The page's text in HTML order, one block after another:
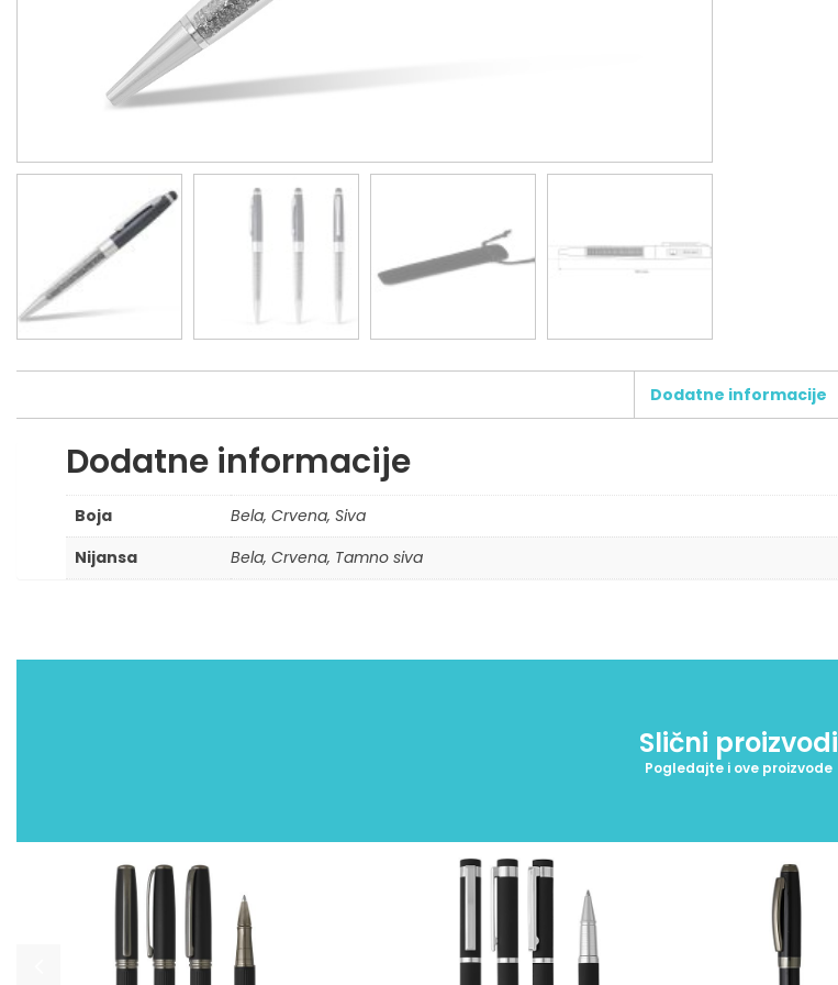
Dodatne informacije
Dodatne informacije
Boja
Bela, Crvena, Siva
Nijansa
Bela, Crvena, Tamno siva
Slični proizvodi
Pogledajte i ove proizvode